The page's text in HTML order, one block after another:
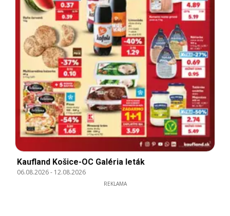
Kaufland Košice-OC Galéria leták
06.08.2026- 12.08.2026
REKLAMA